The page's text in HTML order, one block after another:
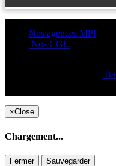
Nos agences MPI
Nos CGU
×Close
Chargement...
Fermer Sauvegarder